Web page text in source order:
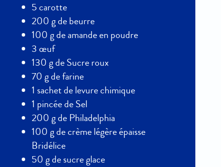
5 carotte
200 g de beurre
100 g de amande en poudre
3 œuf
130 g de Sucre roux
70 g de farine
1 sachet de levure chimique
1 pincée de Sel
200 g de Philadelphia
100 g de crème légère épaisse
Bridélice
50 g de sucre glace